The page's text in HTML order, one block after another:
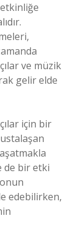
ve müzik
gelir elde
için bir
de bir etki
edebilirken,